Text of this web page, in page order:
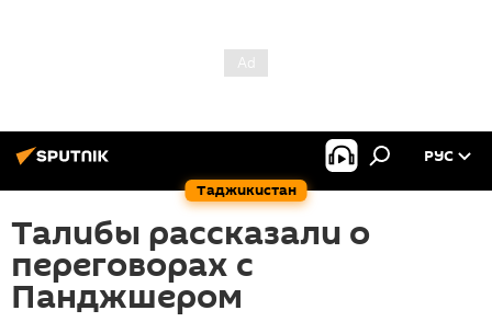
Таджикистан
РУС
Талибы рассказали о
переговорах с
Панджшером